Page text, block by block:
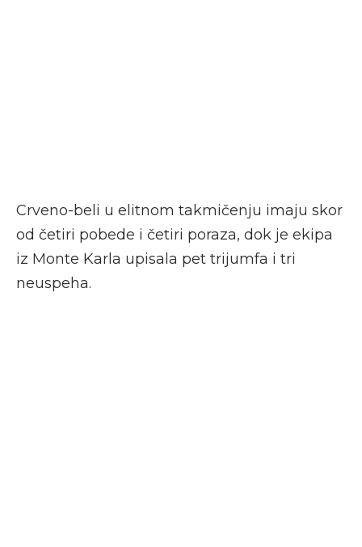
Crveno-beli u elitnom takmičenju imaju skor
od četiri pobede i četiri poraza, dok je ekipa
iz Monte Karla upisala pet trijumfa i tri
neuspeha.